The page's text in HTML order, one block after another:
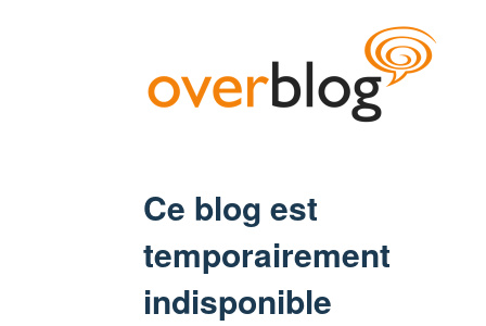
Ce blog est
temporairement
indisponible